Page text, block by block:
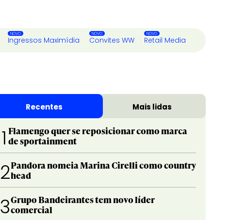
Ingressos Maximídia Convites WW Retail Media
Recentes Mais lidas
1 Flamengo quer se reposicionar como marca
de sportainment
2Pandora nomeia Marina Cirelli como country
head
3Grupo Bandeirantes tem novo líder
comercial